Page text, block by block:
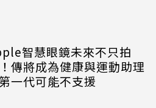
智慧眼鏡未來不只拍
傳將成為健康與運動助理
一代可能不支援